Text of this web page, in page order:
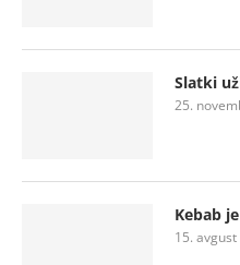
Slatki
25.
Kebab
15. avgust